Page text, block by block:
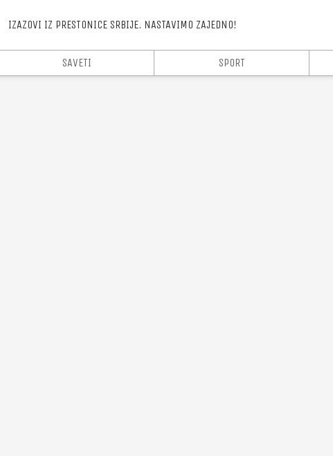
IZAZOVI IZ PRESTONICE SRBIJE. NASTAVIMO ZAJEDNO!
SAVETI SPORT